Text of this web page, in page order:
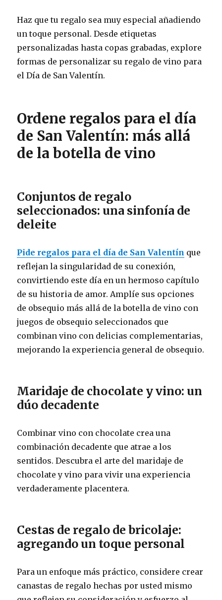
Haz que tu regalo sea muy especial añadiendo
un toque personal. Desde etiquetas
personalizadas hasta copas grabadas, explore
formas de personalizar su regalo de vino para
el Día de San Valentín.
Ordene regalos para el día
de San Valentín: más allá
de la botella de vino
Conjuntos de regalo
seleccionados: una sinfonía de
deleite
Pide regalos para el día de San Valentín que
reflejan la singularidad de su conexión,
convirtiendo este día en un hermoso capítulo
de su historia de amor. Amplíe sus opciones
de obsequio más allá de la botella de vino con
juegos de obsequio seleccionados que
combinan vino con delicias complementarias,
mejorando la experiencia general de obsequio.
Maridaje de chocolate y vino: un
dúo decadente
Combinar vino con chocolate crea una
combinación decadente que atrae a los
sentidos. Descubra el arte del maridaje de
chocolate y vino para vivir una experiencia
verdaderamente placentera.
Cestas de regalo de bricolaje:
agregando un toque personal
Para un enfoque más práctico, considere crear
canastas de regalo hechas por usted mismo